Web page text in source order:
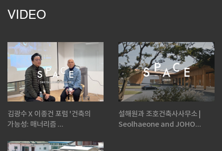
VIDEO
김광수 X 이종건 포럼 '건축의
가능성: 매너리즘 ...
설해원과 조호건축사사무소 |
Seolhaeone and JOHO...